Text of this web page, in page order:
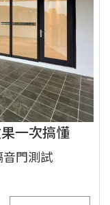
一次搞懂
音門測試